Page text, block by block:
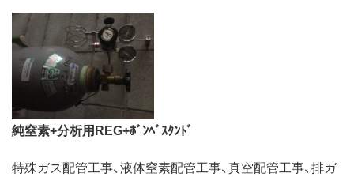
純窒素+分析用REG+ﾎﾞﾝﾍﾞｽﾀﾝﾄﾞ
特殊ガス配管工事、液体窒素配管工事、真空配管工事、排ガ